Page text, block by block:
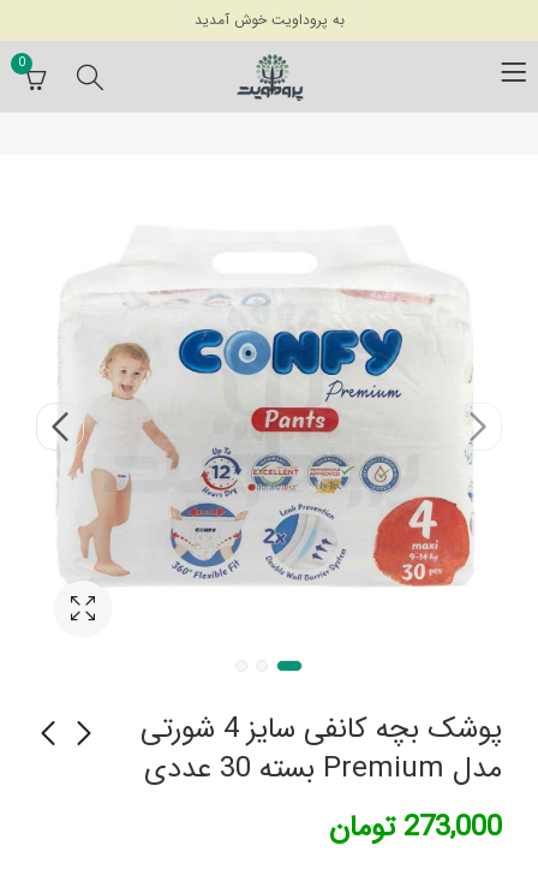
به پروداویت خوش آمدید
0
پوشک بچه کانفی سایز 4 شورتی
مدل Premium بسته 30 عددی
273,000 تومان